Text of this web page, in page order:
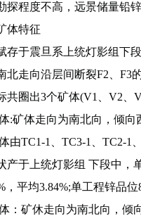
探程度不高，远景储量铅
体特征
存于震旦系上统灯影组下
北走向沿层间断裂F2、F3
共圈出3个矿体(V1、V2、
:矿体走向为南北向，倾向
由TC1-1、TC3-1、TC2-1
产于上统灯影组 下段中，
，平均3.84%;单工程锌品位
：矿休走向为南北向，倾